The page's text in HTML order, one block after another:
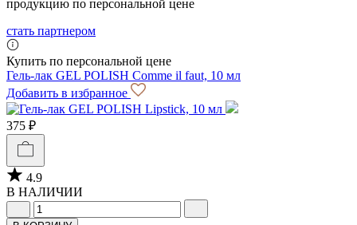
продукцию по персональной цене
стать партнером
Купить по персональной цене
Гель-лак GEL POLISH Comme il faut, 10 мл
Добавить в избранное
375 ₽
4.9
В НАЛИЧИИ